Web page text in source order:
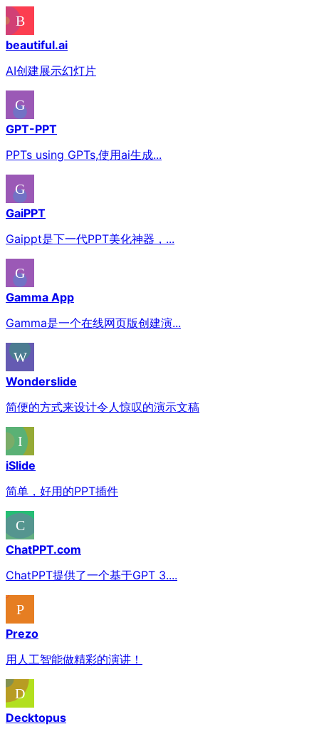
beautiful.ai
AI创建展示幻灯片
GPT-PPT
PPTs using GPTs,使用ai生成...
GaiPPT
Gaippt是下一代PPT美化神器，...
Gamma App
Gamma是一个在线网页版创建演...
Wonderslide
简便的方式来设计令人惊叹的演示文稿
iSlide
简单，好用的PPT插件
ChatPPT.com
ChatPPT提供了一个基于GPT 3....
Prezo
用人工智能做精彩的演讲！
Decktopus